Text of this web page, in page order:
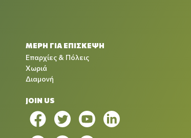
ΜΕΡΗ ΓΙΑ ΕΠΙΣΚΕΨΗ
Επαρχίες & Πόλεις
Χωριά
Διαμονή
JOIN US